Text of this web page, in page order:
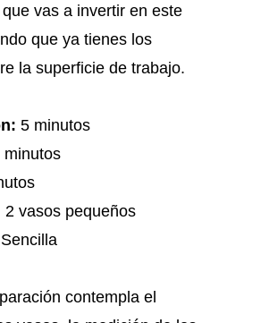
vas a invertir en este
que ya tienes los
la superficie de trabajo.
5 minutos
minutos
2 vasos pequeños
Sencilla
contempla el